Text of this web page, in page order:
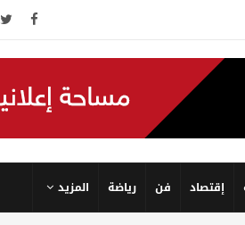
إقتصاد فن رياضة المزيد